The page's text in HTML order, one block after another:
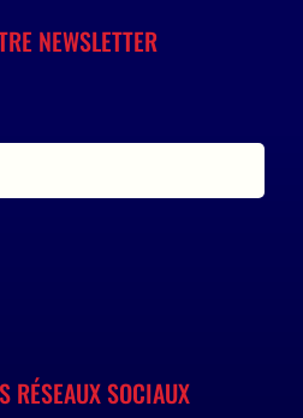
NEWSLETTER
RÉSEAUX SOCIAUX